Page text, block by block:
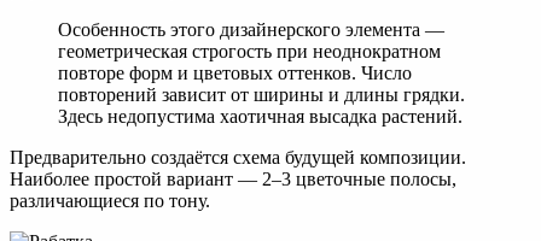
Особенность этого дизайнерского элемента —
геометрическая строгость при неоднократном
повторе форм и цветовых оттенков. Число
повторений зависит от ширины и длины грядки.
Здесь недопустима хаотичная высадка растений.
Предварительно создаётся схема будущей композиции.
Наиболее простой вариант — 2–3 цветочные полосы,
различающиеся по тону.